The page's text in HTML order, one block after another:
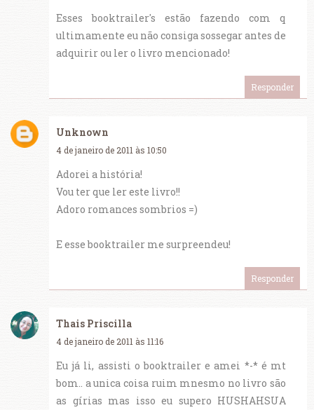
Esses booktrailer's estão fazendo com q
ultimamente eu não consiga sossegar antes de
adquirir ou ler o livro mencionado!
Responder
Unknown
4 de janeiro de 2011 às 10:50
Adorei a história!
Vou ter que ler este livro!!
Adoro romances sombrios =)
E esse booktrailer me surpreendeu!
Responder
Thais Priscilla
4 de janeiro de 2011 às 11:16
Eu já li, assisti o booktrailer e amei *-* é mt
bom.. a unica coisa ruim mnesmo no livro são
as gírias mas isso eu supero HUSHAHSUA